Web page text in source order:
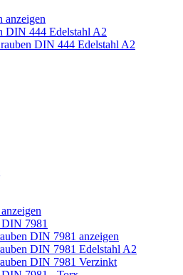
anzeigen
DIN 444 Edelstahl A2
DIN 444 Edelstahl A2
7981
DIN 7981 anzeigen
DIN 7981 Edelstahl A2
DIN 7981 Verzinkt